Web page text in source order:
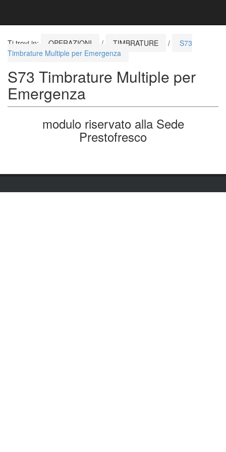
Ti trovi in: OPERAZIONI / TIMBRATURE /
S73
Timbrature Multiple per Emergenza
S73 Timbrature Multiple per
Emergenza
modulo riservato alla Sede
Prestofresco